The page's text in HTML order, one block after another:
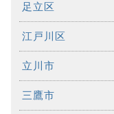
足立区
江戸川区
立川市
三鷹市